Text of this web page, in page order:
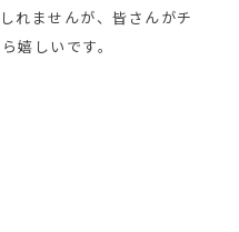
れませんが、皆さんがチ
嬉しいです。